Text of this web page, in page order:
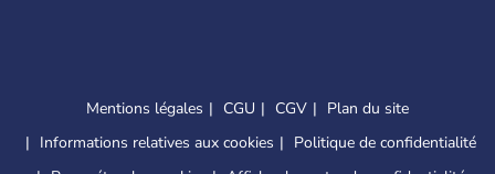
Mentions légales CGU CGV
Plan du site
Informations relatives aux cookies
Politique de confidentialité